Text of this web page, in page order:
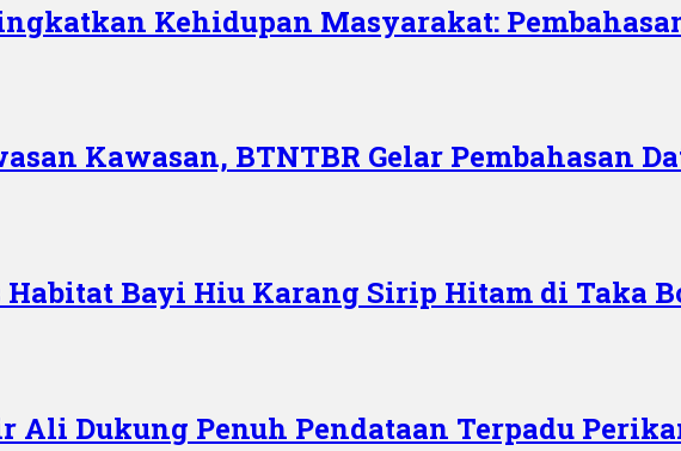
Kehidupan Masyarakat:
Kawasan, BTNTBR Gelar Pembahasan
Bayi Hiu Karang Sirip Hitam di Taka
Ali Dukung Penuh Pendataan Terpadu